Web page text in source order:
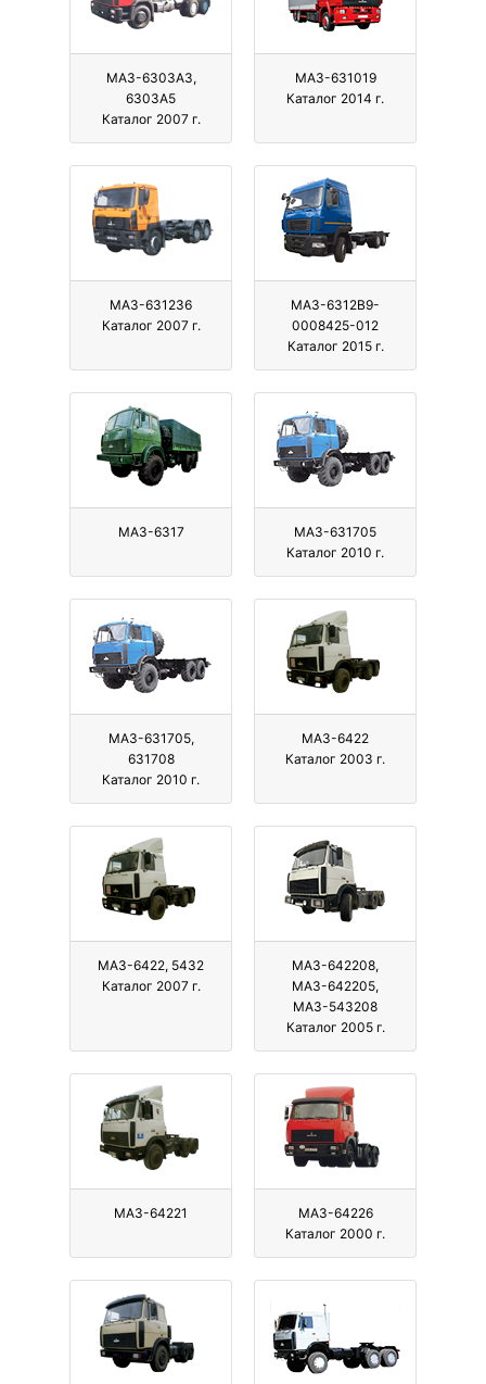
МАЗ-6303A3,
6303A5
Каталог 2007 г.
МАЗ-631019
Каталог 2014 г.
МАЗ-631236
Каталог 2007 г.
МАЗ-6312B9-
0008425-012
Каталог 2015 г.
МАЗ-6317
МАЗ-631705
Каталог 2010 г.
МАЗ-631705,
631708
Каталог 2010 г.
МАЗ-6422
Каталог 2003 г.
МАЗ-6422, 5432
Каталог 2007 г.
МАЗ-642208,
МАЗ-642205,
МАЗ-543208
Каталог 2005 г.
МАЗ-64221
МАЗ-64226
Каталог 2000 г.